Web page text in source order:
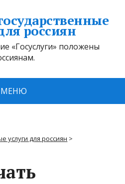
россиян
«Госуслуги» положены
МЕНЮ
услуги для россиян >